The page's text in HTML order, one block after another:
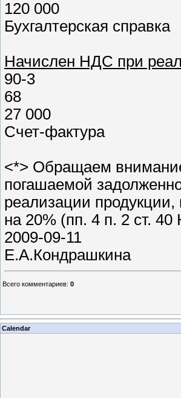
120 000
Бухгалтерская справка
Начислен НДС при
90-3
68
27 000
Счет-фактура
<*> Обращаем
погашаемой
реализации
на 20% (пп. 4 п. 2 ст.
2009-09-11
Е.А.Кондрашкина
Всего комментариев: 0
Calendar